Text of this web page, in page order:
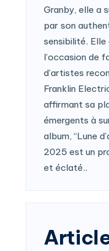
Granby, elle a
par son
sensibilité. Elle
l’occasion de
d’artistes
Franklin
affirmant sa
émergents à
album, “Lune
2025 est un
et éclaté..